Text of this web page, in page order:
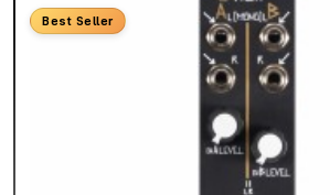
Best Seller